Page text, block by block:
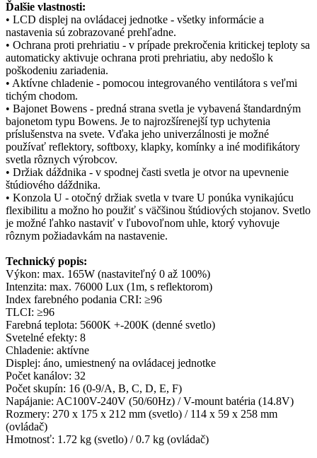
Ďalšie vlastnosti:
• LCD displej na ovládacej jednotke - všetky informácie a
nastavenia sú zobrazované prehľadne.
• Ochrana proti prehriatiu - v prípade prekročenia kritickej teploty sa
automaticky aktivuje ochrana proti prehriatiu, aby nedošlo k
poškodeniu zariadenia.
• Aktívne chladenie - pomocou integrovaného ventilátora s veľmi
tichým chodom.
• Bajonet Bowens - predná strana svetla je vybavená štandardným
bajonetom typu Bowens. Je to najrozšírenejší typ uchytenia
príslušenstva na svete. Vďaka jeho univerzálnosti je možné
používať reflektory, softboxy, klapky, komínky a iné modifikátory
svetla rôznych výrobcov.
• Držiak dáždnika - v spodnej časti svetla je otvor na upevnenie
štúdiového dáždnika.
• Konzola U - otočný držiak svetla v tvare U ponúka vynikajúcu
flexibilitu a možno ho použiť s väčšinou štúdiových stojanov. Svetlo
je možné ľahko nastaviť v ľubovoľnom uhle, ktorý vyhovuje
rôznym požiadavkám na nastavenie.
Technický popis:
Výkon: max. 165W (nastaviteľný 0 až 100%)
Intenzita: max. 76000 Lux (1m, s reflektorom)
Index farebného podania CRI: ≥96
TLCI: ≥96
Farebná teplota: 5600K +-200K (denné svetlo)
Svetelné efekty: 8
Chladenie: aktívne
Displej: áno, umiestnený na ovládacej jednotke
Počet kanálov: 32
Počet skupín: 16 (0-9/A, B, C, D, E, F)
Napájanie: AC100V-240V (50/60Hz) / V-mount batéria (14.8V)
Rozmery: 270 x 175 x 212 mm (svetlo) / 114 x 59 x 258 mm
(ovládač)
Hmotnosť: 1.72 kg (svetlo) / 0.7 kg (ovládač)